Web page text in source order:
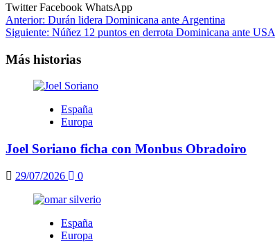
TwitterFacebook WhatsApp
Navegación
de
entradas
Anterior: Durán lidera Dominicana ante Argentina
Siguiente: Núñez 12 puntos en derrota Dominicana ante USA
Más historias
España
Europa
Joel Soriano ficha con Monbus Obradoiro
29/07/2026 0
España
Europa